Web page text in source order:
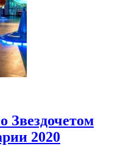
Звездочетом
2020